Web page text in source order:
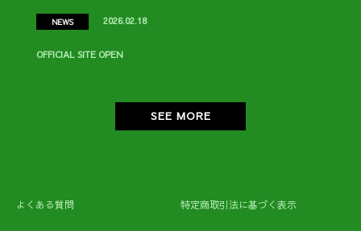
NEWS 2026.02.18
OFFICIAL SITE OPEN
SEE MORE
よくある質問 特定商取引法に基づく表示